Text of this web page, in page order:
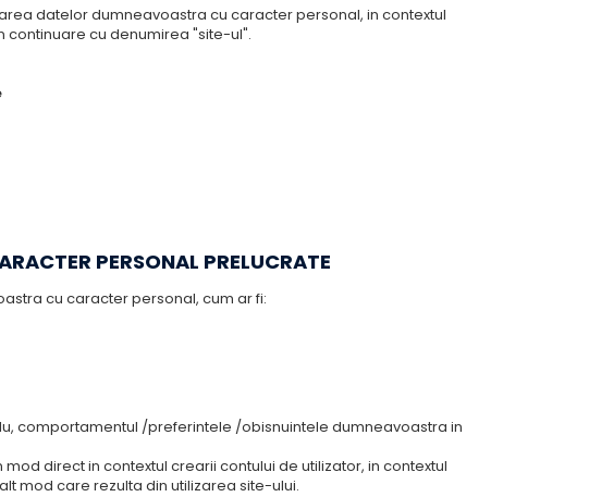
datelor dumneavoastra cu caracter personal, in contextul
continuare cu denumirea "site-ul".
PERSONAL PRELUCRATE
cu caracter personal, cum ar fi:
comportamentul /preferintele /obisnuintele dumneavoastra in
direct in contextul crearii contului de utilizator, in contextul
mod care rezulta din utilizarea site-ului.